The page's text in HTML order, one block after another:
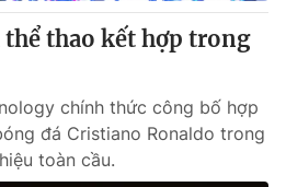
Podcast
Infographic
Shorts video
thể thao kết hợp trong
chính thức công bố hợp
đá Cristiano Ronaldo trong
toàn cầu.